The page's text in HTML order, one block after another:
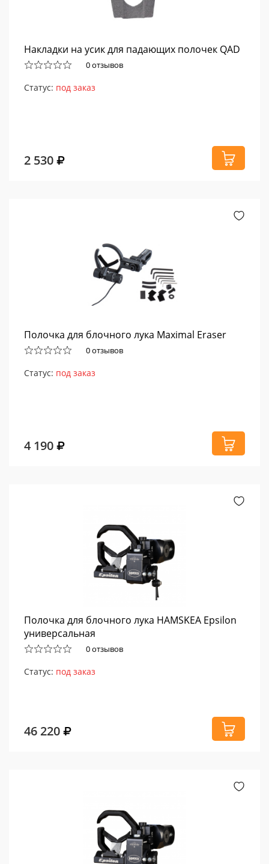
Накладки на усик для падающих полочек QAD
0 отзывов
Статус: под заказ
2 530
Полочка для блочного лука Maximal Eraser
0 отзывов
Статус: под заказ
4 190
Полочка для блочного лука HAMSKEA Epsilon
универсальная
0 отзывов
Статус: под заказ
46 220